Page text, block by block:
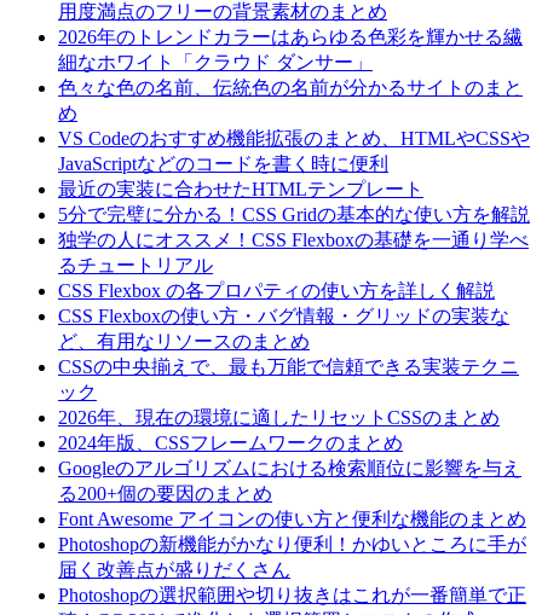
用度満点のフリーの背景素材のまとめ
2026年のトレンドカラーはあらゆる色彩を輝かせる繊
細なホワイト「クラウド ダンサー」
色々な色の名前、伝統色の名前が分かるサイトのまと
め
VS Codeのおすすめ機能拡張のまとめ、HTMLやCSSや
JavaScriptなどのコードを書く時に便利
最近の実装に合わせたHTMLテンプレート
5分で完璧に分かる！CSS Gridの基本的な使い方を解説
独学の人にオススメ！CSS Flexboxの基礎を一通り学べ
るチュートリアル
CSS Flexbox の各プロパティの使い方を詳しく解説
CSS Flexboxの使い方・バグ情報・グリッドの実装な
ど、有用なリソースのまとめ
CSSの中央揃えで、最も万能で信頼できる実装テクニ
ック
2026年、現在の環境に適したリセットCSSのまとめ
2024年版、CSSフレームワークのまとめ
Googleのアルゴリズムにおける検索順位に影響を与え
る200+個の要因のまとめ
Font Awesome アイコンの使い方と便利な機能のまとめ
Photoshopの新機能がかなり便利！かゆいところに手が
届く改善点が盛りだくさん
Photoshopの選択範囲や切り抜きはこれが一番簡単で正